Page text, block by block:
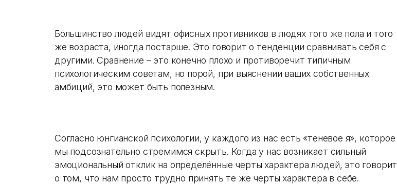
Большинство людей видят офисных противников в людях того же пола и того
же возраста, иногда постарше. Это говорит о тенденции сравнивать себя с
другими. Сравнение – это конечно плохо и противоречит типичным
психологическим советам, но порой, при выяснении ваших собственных
амбиций, это может быть полезным.
Согласно юнгианской психологии, у каждого из нас есть «теневое я», которое
мы подсознательно стремимся скрыть. Когда у нас возникает сильный
эмоциональный отклик на определённые черты характера людей, это говорит
о том, что нам просто трудно принять те же черты характера в себе.